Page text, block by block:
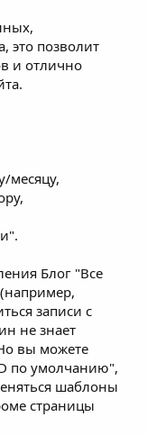
это позволит
и отлично
месяцу,
Блог "Все
записи с
не знает
вы можете
по умолчанию",
шаблоны
страницы